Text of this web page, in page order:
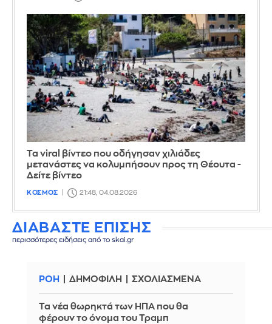
Τα viral βίντεο που οδήγησαν χιλιάδες
μετανάστες να κολυμπήσουν προς τη Θέουτα -
Δείτε βίντεο
ΚΟΣΜΟΣ 21:48, 04.08.2026
ΔΙΑΒΑΣΤΕ ΕΠΙΣΗΣ
περισσότερες ειδήσεις από το skai.gr
ΡΟΗ ΔΗΜΟΦΙΛΗ ΣΧΟΛΙΑΣΜΕΝΑ
Τα νέα θωρηκτά των ΗΠΑ που θα
φέρουν το όνομα του Τραμπ